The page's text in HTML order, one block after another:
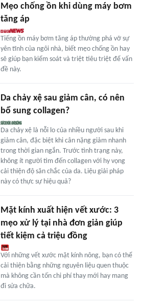
Mẹo chống ồn khi dùng máy bơm
tăng áp
Tiếng ồn máy bơm tăng áp thường phá vỡ sự
yên tĩnh của ngôi nhà, biết mẹo chống ồn hay
sẽ giúp bạn kiểm soát và triệt tiêu triệt để vấn
đề này.
Da chảy xệ sau giảm cân, có nên
bổ sung collagen?
Da chảy xệ là nỗi lo của nhiều người sau khi
giảm cân, đặc biệt khi cân nặng giảm nhanh
trong thời gian ngắn. Trước tình trạng này,
không ít người tìm đến collagen với hy vọng
cải thiện độ săn chắc của da. Liệu giải pháp
này có thực sự hiệu quả?
Mặt kính xuất hiện vết xước: 3
mẹo xử lý tại nhà đơn giản giúp
tiết kiệm cả triệu đồng
Với những vết xước mặt kính nông, bạn có thể
cải thiện bằng những nguyên liệu quen thuộc
mà không cần tốn chi phí thay mới hay mang
đi sửa chữa.